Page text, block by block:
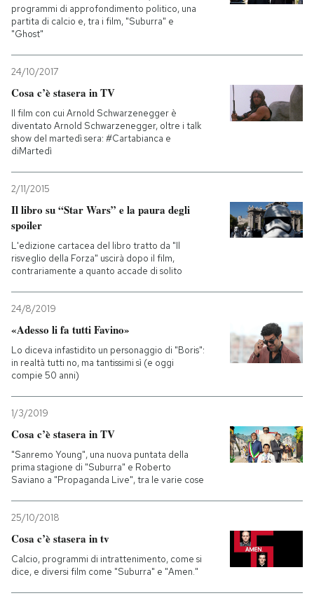
programmi di approfondimento politico, una
partita di calcio e, tra i film, "Suburra" e
"Ghost"
24/10/2017
Cosa c’è stasera in TV
Il film con cui Arnold Schwarzenegger è
diventato Arnold Schwarzenegger, oltre i talk
show del martedì sera: #Cartabianca e
diMartedì
2/11/2015
Il libro su “Star Wars” e la paura degli
spoiler
L'edizione cartacea del libro tratto da "Il
risveglio della Forza" uscirà dopo il film,
contrariamente a quanto accade di solito
24/8/2019
«Adesso li fa tutti Favino»
Lo diceva infastidito un personaggio di "Boris":
in realtà tutti no, ma tantissimi sì (e oggi
compie 50 anni)
1/3/2019
Cosa c’è stasera in TV
"Sanremo Young", una nuova puntata della
prima stagione di "Suburra" e Roberto
Saviano a "Propaganda Live", tra le varie cose
25/10/2018
Cosa c’è stasera in tv
Calcio, programmi di intrattenimento, come si
dice, e diversi film come "Suburra" e "Amen."